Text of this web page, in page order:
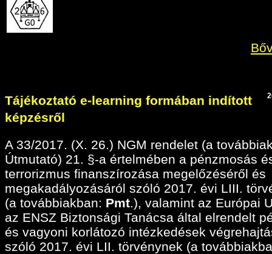
Tájékoztató e-learning formában indított
képzésről
A 33/2017. (X. 26.) NGM rendelet (a
Útmutató) 21. §-a értelmében a pénzmosás
terrorizmus finanszírozása megelőzéséről és
megakadályozásáról szóló 2017. évi LIII.
(a továbbiakban: Pmt.), valamint az Európai
az ENSZ Biztonsági Tanácsa által elrendelt
és vagyoni korlátozó intézkedések
szóló 2017. évi LII. törvénynek (a